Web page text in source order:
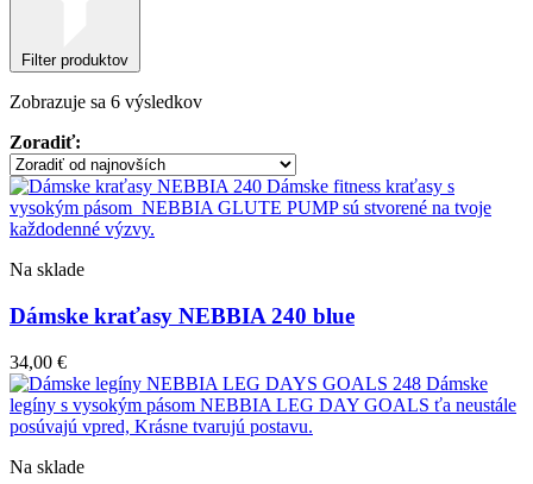
Filter produktov
Zobrazuje sa 6 výsledkovZoradené
Zoradiť:
Na sklade
Dámske kraťasy NEBBIA 240 blue
34,00 €
Na sklade